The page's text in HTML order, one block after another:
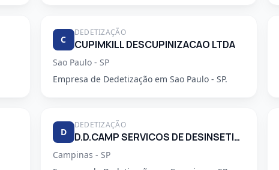
C
DEDETIZAÇÃO
CUPIMKILL DESCUPINIZACAO LTDA
Sao Paulo - SP
Empresa de Dedetização em Sao Paulo - SP.
D
DEDETIZAÇÃO
D.D.CAMP SERVICOS DE DESINSETIZACAO LTDA.
Campinas - SP